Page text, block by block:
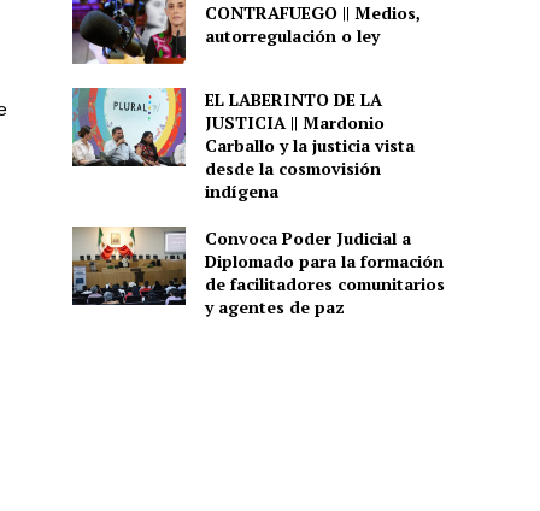
CONTRAFUEGO || Medios,
autorregulación o ley
EL LABERINTO DE LA
JUSTICIA || Mardonio
Carballo y la justicia vista
desde la cosmovisión
indígena
Convoca Poder Judicial a
Diplomado para la formación
de facilitadores comunitarios
y agentes de paz